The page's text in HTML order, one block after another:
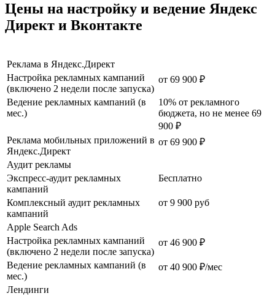
Цены на настройку и ведение Яндекс
Директ и Вконтакте
Реклама в Яндекс.Директ
Настройка рекламных кампаний
(включено 2 недели после запуска)
от 69 900 ₽
Ведение рекламных кампаний (в
мес.)
10% от рекламного
бюджета, но не менее 69
900 ₽
Реклама мобильных приложений в
Яндекс.Директ
от 69 900 ₽
Аудит рекламы
Экспресс-аудит рекламных
кампаний
Бесплатно
Комплексный аудит рекламных
кампаний
от 9 900 руб
Apple Search Ads
Настройка рекламных кампаний
(включено 2 недели после запуска)
от 46 900 ₽
Ведение рекламных кампаний (в
мес.)
от 40 900 ₽/мес
Лендинги